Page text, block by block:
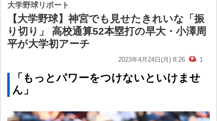
大学野球リポート
【大学野球】神宮でも見せたきれいな「振
り切り」 高校通算52本塁打の早大・小澤周
平が大学初アーチ
2023年4月24日(月) 8:26 1
「もっとパワーをつけないといけませ
ん」